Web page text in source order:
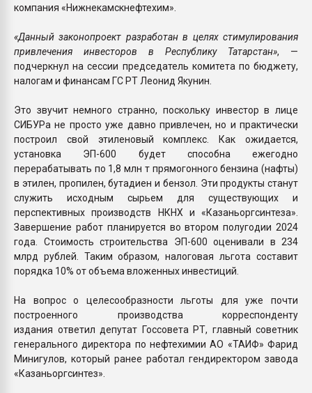
компания «Нижнекамскнефтехим».
«Данный законопроект разработан в целях стимулирования
привлечения инвесторов в Республику Татарстан», —
подчеркнул на сессии председатель комитета по бюджету,
налогам и финансам ГС РТ Леонид Якунин.
Это звучит немного странно, поскольку инвестор в лице
СИБУРа не просто уже давно привлечен, но и практически
построил свой этиленовый комплекс. Как ожидается,
установка ЭП-600 будет способна ежегодно
перерабатывать по 1,8 млн т прямогонного бензина (нафты)
в этилен, пропилен, бутадиен и бензол. Эти продукты станут
служить исходным сырьем для существующих и
перспективных производств НКНХ и «Казаньоргсинтеза».
Завершение работ планируется во втором полугодии 2024
года. Стоимость строительства ЭП-600 оценивали в 234
млрд рублей. Таким образом, налоговая льгота составит
порядка 10% от объема вложенных инвестиций.
На вопрос о целесообразности льготы для уже почти
построенного производства корреспонденту
издания ответил депутат Госсовета РТ, главный советник
генерального директора по нефтехимии АО «ТАИФ» Фарид
Минигулов, который ранее работал гендиректором завода
«Казаньоргсинтез».